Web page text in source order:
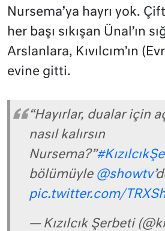
Nursema’ya hayrı yok.
her başı sıkışan Ünal’ın
Arslanlara, Kıvılcım’ın
evine gitti.
“Hayırlar, dualar için
nasıl kalırsın
Nursema?”
bölümüyle @showtv
pic.twitter.com/
— Kızılcık Şerbeti